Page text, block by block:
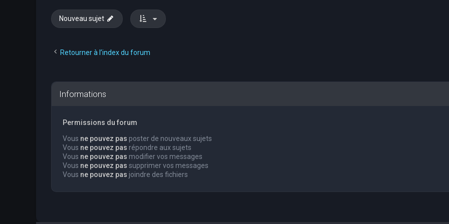
Nouveau sujet
Retourner à l’index du forum
Informations
Permissions du forum
Vous ne pouvez pas poster de nouveaux sujets
Vous ne pouvez pas répondre aux sujets
Vous ne pouvez pas modifier vos messages
Vous ne pouvez pas supprimer vos messages
Vous ne pouvez pas joindre des fichiers